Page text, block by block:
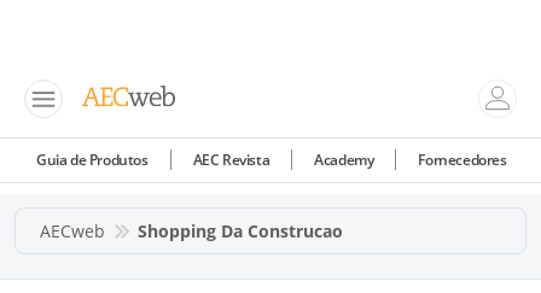
Guia de Produtos AEC Revista Academy Fornecedores
AECweb Shopping Da Construcao